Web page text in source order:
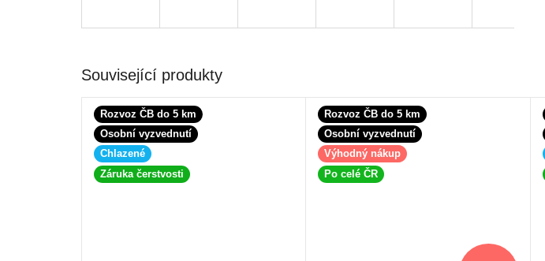
Související produkty
Rozvoz ČB do 5 km
Osobní vyzvednutí
Chlazené
Záruka čerstvosti
Rozvoz ČB do 5 km
Osobní vyzvednutí
Výhodný nákup
Po celé ČR